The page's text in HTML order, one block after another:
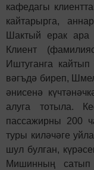
кафедагы
кайтарырга,
Шактый ерак
Клиент
Иштуганга
вәгъдә биреп,
әнисенә
алуга тотыла.
пассажирны 200
туры киләчәге
шул булган,
Мишинның